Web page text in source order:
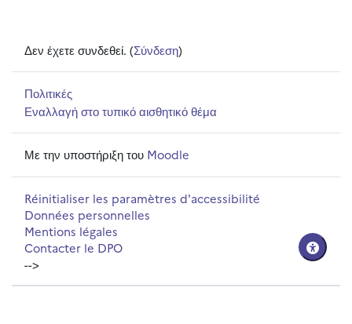
Δεν έχετε συνδεθεί. (Σύνδεση)
Πολιτικές
Εναλλαγή στο τυπικό αισθητικό θέμα
Με την υποστήριξη του Moodle
Réinitialiser les paramètres d'accessibilité
Données personnelles
Mentions légales
Contacter le DPO
-->